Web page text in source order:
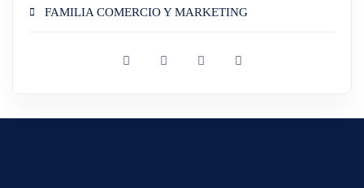
FAMILIA COMERCIO Y MARKETING